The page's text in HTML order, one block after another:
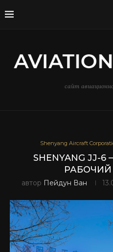
сайт
Shenyang Aircraft
SHENYANG JJ-
автор Пейдун Ван